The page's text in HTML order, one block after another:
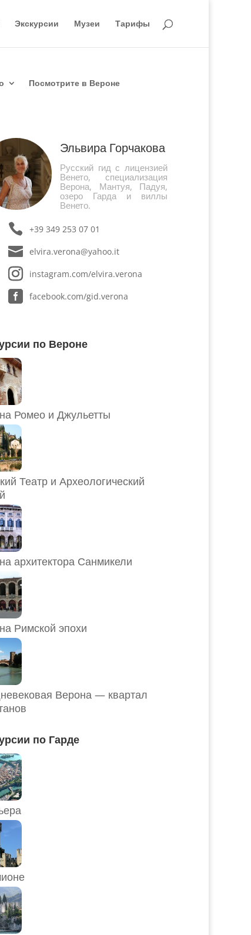
Экскурсии Музеи Тарифы
Посмотрите в Вероне
Эльвира Горчакова
Русский гид с лицензией
Венето, специализация
Верона, Мантуя, Падуя,
озеро Гарда и виллы
Венето.
+39 349 253 07 01
elvira.verona@yahoo.it
instagram.com/elvira.verona
facebook.com/gid.verona
по Вероне
Ромео и Джульетты
Театр и Археологический
архитектора Санмикели
Римской эпохи
Верона — квартал
по Гарде